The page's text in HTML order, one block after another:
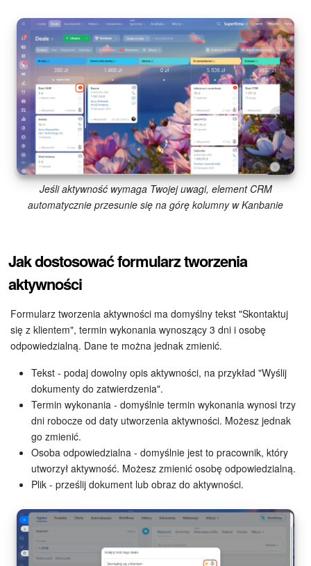
Kreator BI
Sklep online
Workflow
Centrum Sprzedaży
Kwestie ogólne
Collaby
LOGOWANIE
Jeśli aktywność wymaga Twojej uwagi, element CRM
automatycznie przesunie się na górę kolumny w Kanbanie
Jak dostosować formularz tworzenia
aktywności
Formularz tworzenia aktywności ma domyślny tekst "Skontaktuj
się z klientem", termin wykonania wynoszący 3 dni i osobę
odpowiedzialną. Dane te można jednak zmienić.
Tekst - podaj dowolny opis aktywności, na przykład "Wyślij
dokumenty do zatwierdzenia".
Termin wykonania - domyślnie termin wykonania wynosi trzy
dni robocze od daty utworzenia aktywności. Możesz jednak
go zmienić.
Osoba odpowiedzialna - domyślnie jest to pracownik, który
utworzył aktywność. Możesz zmienić osobę odpowiedzialną.
Plik - prześlij dokument lub obraz do aktywności.